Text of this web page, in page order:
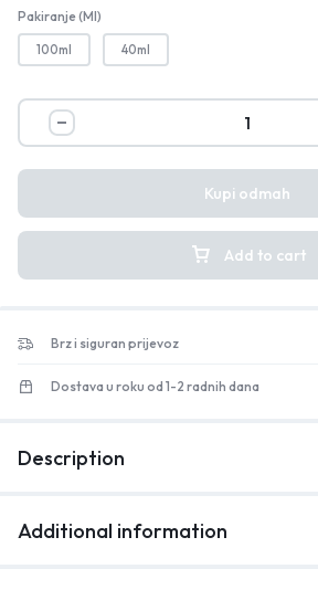
Pakiranje (ml)
100ml 40ml
Add to cart
Kupi odmah
Brz i siguran prijevoz
Dostava u roku od 1-2 radnih dana
Description
Additional information